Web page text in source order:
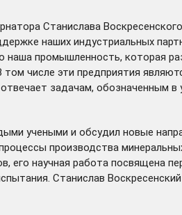
Станислава
наших индустриальных
промышленность, которая
числе эти предприятия
отвечает задачам, обозначенным в
учеными и обсудил новые
производства
его научная работа посвящена
Станислав